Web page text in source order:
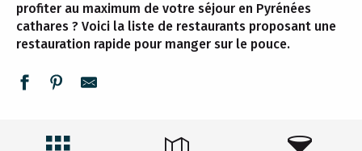
profiter au maximum de votre séjour en Pyrénées
cathares ? Voici la liste de restaurants proposant une
restauration rapide pour manger sur le pouce.